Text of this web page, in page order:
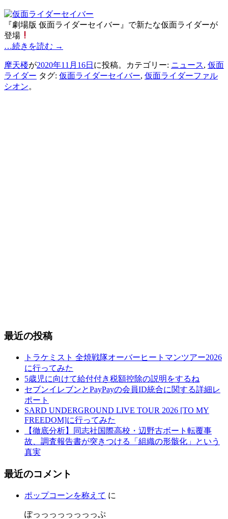
『劇場版 仮面ライダーセイバー』で新たな仮面ライダーが
登場
…続きを読む →
摩天楼が2020年11月16日 に投稿。カテゴリー: ニュース, 仮面
ライダー タグ: 仮面ライダーセイバー, 仮面ライダーファル
シオン。
最近の投稿
トラケミスト 全焼戦隊オーバーヒートマンツアー2026
に行ってみた
5歳児に向けて給付付き税額控除の説明をするね
セブンイレブンとPayPayの会員ID統合に関する詳細レ
ポート
SARD UNDERGROUND LIVE TOUR 2026 [TO MY
FREEDOM]に行ってみた
【徹底分析】同志社国際高校・辺野古ボート転覆事
故、調査報告書が突きつける「組織の形骸化」という
真実
最近のコメント
ポップコーンを称えて に
ぽっっっっっっっっぷ